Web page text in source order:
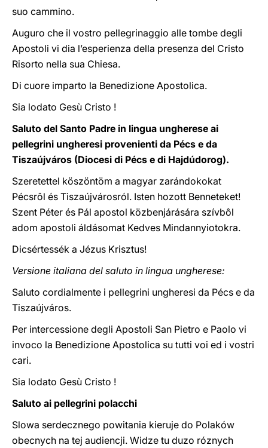
suo cammino.
Auguro che il vostro pellegrinaggio alle tombe degli
Apostoli vi dia l’esperienza della presenza del Cristo
Risorto nella sua Chiesa.
Di cuore imparto la Benedizione Apostolica.
Sia lodato Gesù Cristo !
Saluto del Santo Padre in lingua ungherese ai
pellegrini ungheresi provenienti da Pécs e da
Tiszaújváros (Diocesi di Pécs e di Hajdúdorog).
Szeretettel köszöntöm a magyar zarándokokat
Pécsrôl és Tiszaújvárosról. Isten hozott Benneteket!
Szent Péter és Pál apostol közbenjárására szívbôl
adom apostoli áldásomat Kedves Mindannyiotokra.
Dicsértessék a Jézus Krisztus!
Versione italiana del saluto in lingua ungherese:
Saluto cordialmente i pellegrini ungheresi da Pécs e da
Tiszaújváros.
Per intercessione degli Apostoli San Pietro e Paolo vi
invoco la Benedizione Apostolica su tutti voi ed i vostri
cari.
Sia lodato Gesù Cristo !
Saluto ai pellegrini polacchi
Slowa serdecznego powitania kieruje do Polaków
obecnych na tej audiencji. Widze tu duzo róznych